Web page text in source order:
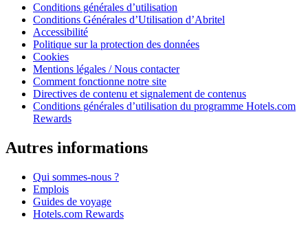
Conditions générales d’utilisation
Conditions Générales d’Utilisation d’Abritel
Accessibilité
Politique sur la protection des données
Cookies
Mentions légales / Nous contacter
Comment fonctionne notre site
Directives de contenu et signalement de contenus
Conditions générales d’utilisation du programme Hotels.com
Rewards
Autres informations
Qui sommes-nous ?
Emplois
Guides de voyage
Hotels.com Rewards